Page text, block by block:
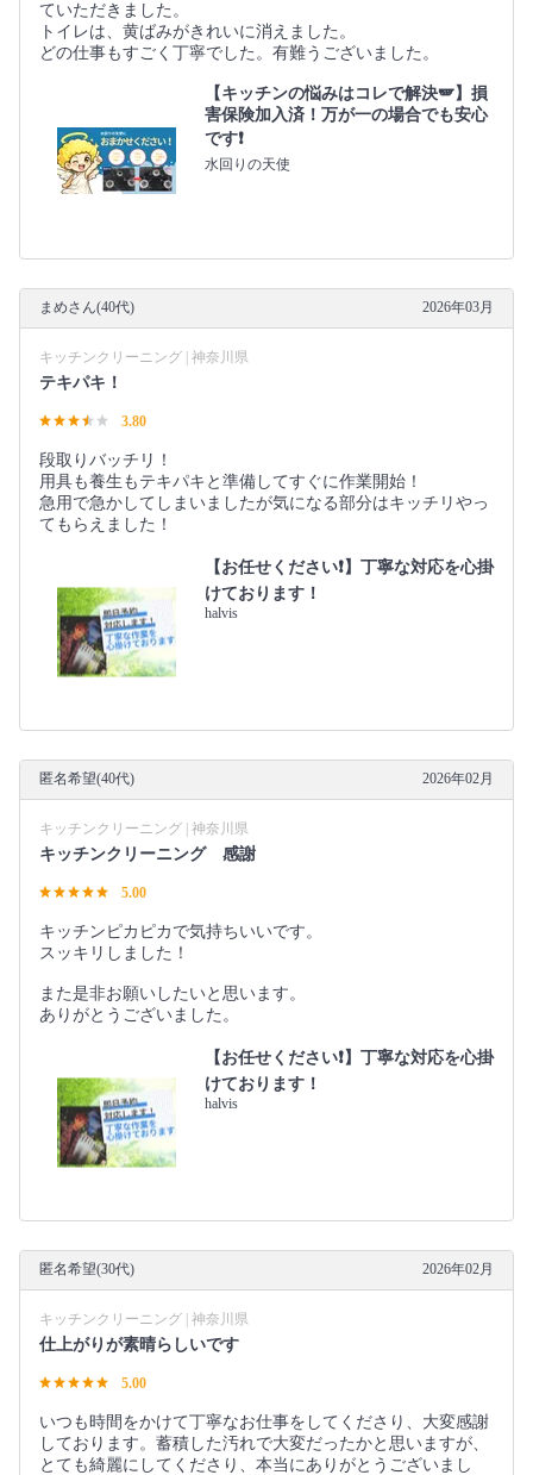
ていただきました。
トイレは、黄ばみがきれいに消えました。
どの仕事もすごく丁寧でした。有難うございました。
【キッチンの悩みはコレで解決🪽】損
害保険加入済！万が一の場合でも安心
です❗️
水回りの天使
まめさん(40代) 2026年03月
キッチンクリーニング | 神奈川県
テキパキ！
3.80
段取りバッチリ！
用具も養生もテキパキと準備してすぐに作業開始！
急用で急かしてしまいましたが気になる部分はキッチリやっ
てもらえました！
【お任せください❗️】丁寧な対応を心掛
けております！
halvis
匿名希望(40代) 2026年02月
キッチンクリーニング | 神奈川県
キッチンクリーニング 感謝
5.00
キッチンピカピカで気持ちいいです。
スッキリしました！
また是非お願いしたいと思います。
ありがとうございました。
【お任せください❗️】丁寧な対応を心掛
けております！
halvis
匿名希望(30代) 2026年02月
キッチンクリーニング | 神奈川県
仕上がりが素晴らしいです
5.00
いつも時間をかけて丁寧なお仕事をしてくださり、大変感謝
しております。蓄積した汚れで大変だったかと思いますが、
とても綺麗にしてくださり、本当にありがとうございまし